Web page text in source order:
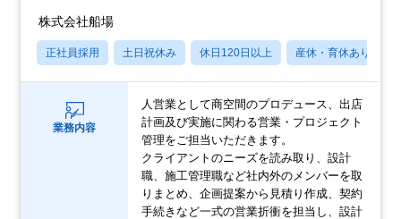
株式会社船場
正社員採用 土日祝休み 休日120日以上 産休・育休あり
業務内容
人営業として商空間のプロデュース、出店
計画及び実施に関わる営業・プロジェクト
管理をご担当いただきます。
クライアントのニーズを読み取り、設計
職、施工管理職など社内外のメンバーを取
りまとめ、企画提案から見積り作成、契約
手続きなど一式の営業折衝を担当し、設計